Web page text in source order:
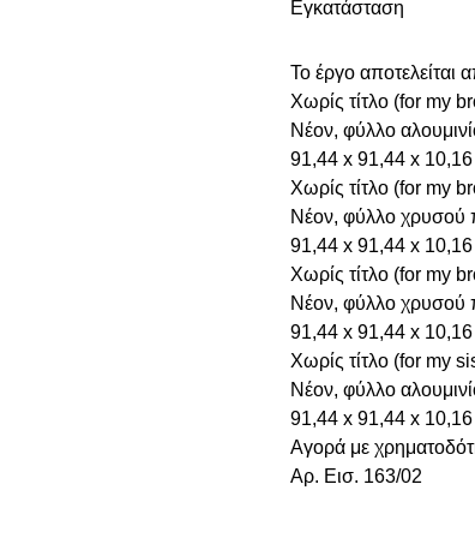
Εγκατάσταση
Το έργο αποτελείται
Χωρίς τίτλο (for my
Νέον, φύλλο
91,44 x 91,44 x 10,16
Χωρίς τίτλο (for my
Νέον, φύλλο χρυσού
91,44 x 91,44 x 10,16
Χωρίς τίτλο (for my
Νέον, φύλλο χρυσού
91,44 x 91,44 x 10,16
Χωρίς τίτλο (for my
Νέον, φύλλο
91,44 x 91,44 x 10,16
Αγορά με
Aρ. Εισ. 163/02